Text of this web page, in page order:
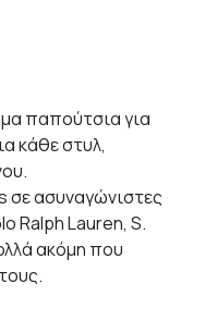
παπούτσια για
κάθε στυλ,
σε ασυναγώνιστες
Ralph Lauren, S.
ακόμη που